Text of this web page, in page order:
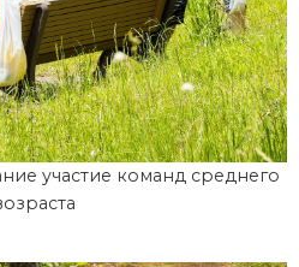
участие команд среднего